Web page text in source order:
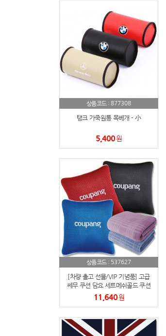
상품코드 : 877308
탱크 가죽원통 목베개 - 小
5,400원
상품코드 : 537627
[차량 출고 선물/VIP 기념품] 고급
쎄무 쿠션 담요 세트메쉬골드 쿠션
+도비클래식 담요
11,640원